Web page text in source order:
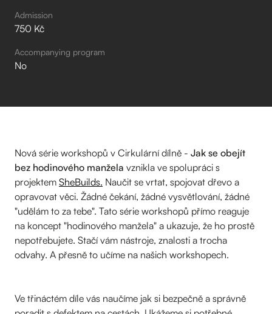
Admission
750 Kč
Accompanying program
No
Nová série workshopů v Cirkulární dílně - Jak se obejít
bez hodinového manžela vznikla ve spolupráci s
projektem SheBuilds. Naučit se vrtat, spojovat dřevo a
opravovat věci. Žádné čekání, žádné vysvětlování, žádné
"udělám to za tebe". Tato série workshopů přímo reaguje
na koncept "hodinového manžela" a ukazuje, že ho prostě
nepotřebujete. Stačí vám nástroje, znalosti a trocha
odvahy. A přesně to učíme na našich workshopech.
Ve třináctém díle vás naučíme jak si bezpečně a správně